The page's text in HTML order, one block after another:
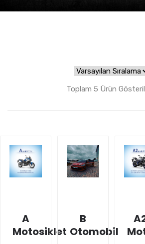
Toplam 5 Ürün
A
Motosiklet
B
Otomobil